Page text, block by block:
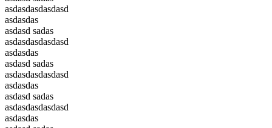
asdasdasdasdasd
asdasdas
asdasd sadas
asdasdasdasdasd
asdasdas
asdasd sadas
asdasdasdasdasd
asdasdas
asdasd sadas
asdasdasdasdasd
asdasdas